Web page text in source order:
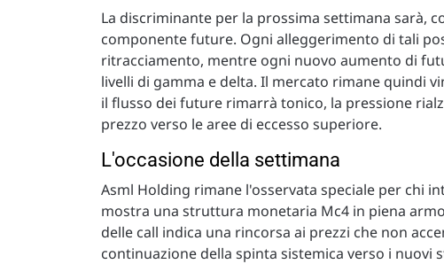
La discriminante per la prossima settimana sarà,
componente future. Ogni alleggerimento di tali
ritracciamento, mentre ogni nuovo aumento di
livelli di gamma e delta. Il mercato rimane quindi
il flusso dei future rimarrà tonico, la pressione
prezzo verso le aree di eccesso superiore.
L'occasione della settimana
Asml Holding rimane l'osservata speciale per chi
mostra una struttura monetaria Mc4 in piena
delle call indica una rincorsa ai prezzi che non
continuazione della spinta sistemica verso i nuovi